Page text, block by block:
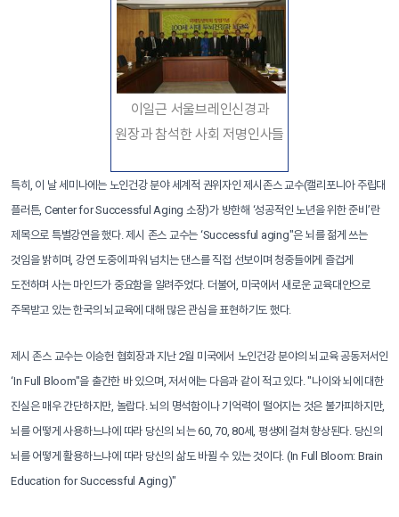
이일근 서울브레인신경과
원장과 참석한 사회 저명인사들
특히, 이 날 세미나에는 노인건강 분야 세계적 권위자인 제시존스 교수(캘리포니아 주립대
플러튼, Center for Successful Aging 소장)가 방한해 ‘성공적인 노년을 위한 준비’란
제목으로 특별강연을 했다. 제시 존스 교수는 ‘Successful aging"은 뇌를 젊게 쓰는
것임을 밝히며, 강연 도중에 파워 넘치는 댄스를 직접 선보이며 청중들에게 즐겁게
도전하며 사는 마인드가 중요함을 알려주었다. 더불어, 미국에서 새로운 교육대안으로
주목받고 있는 한국의 뇌교육에 대해 많은 관심을 표현하기도 했다.
제시 존스 교수는 이승헌 협회장과 지난 2월 미국에서 노인건강 분야의 뇌교육 공동저서인
‘In Full Bloom"을 출간한 바 있으며, 저서에는 다음과 같이 적고 있다. "나이와 뇌에 대한
진실은 매우 간단하지만, 놀랍다. 뇌의 명석함이나 기억력이 떨어지는 것은 불가피하지만,
뇌를 어떻게 사용하느냐에 따라 당신의 뇌는 60, 70, 80세, 평생에 걸쳐 향상된다. 당신의
뇌를 어떻게 활용하느냐에 따라 당신의 삶도 바뀔 수 있는 것이다. (In Full Bloom: Brain
Education for Successful Aging)"